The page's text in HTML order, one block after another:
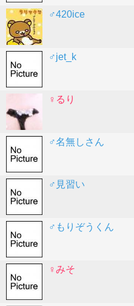
♂420ice
♂jet_k
♀るり
♂名無しさん
♂見習い
♂もりぞうくん
♀みそ